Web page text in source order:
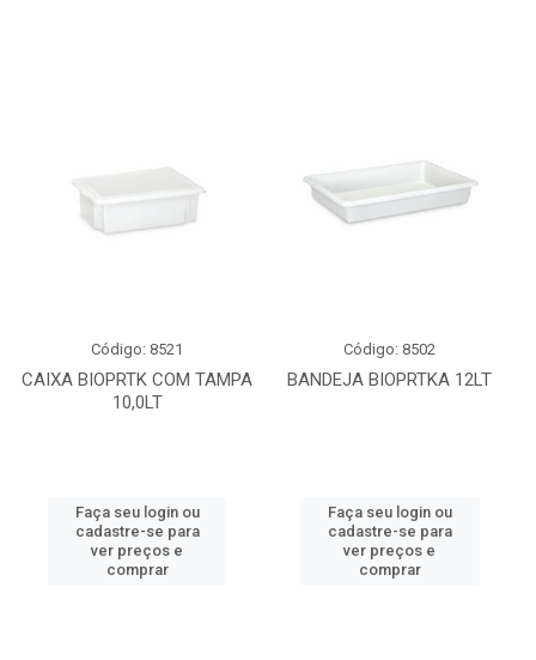
CAIXA BIOPRTK COM TAMPA
10,0LT
Código: 8521
Faça seu login ou
cadastre-se para
ver preços e
comprar
BANDEJA BIOPRTKA 12LT
Código: 8502
Faça seu login ou
cadastre-se para
ver preços e
comprar